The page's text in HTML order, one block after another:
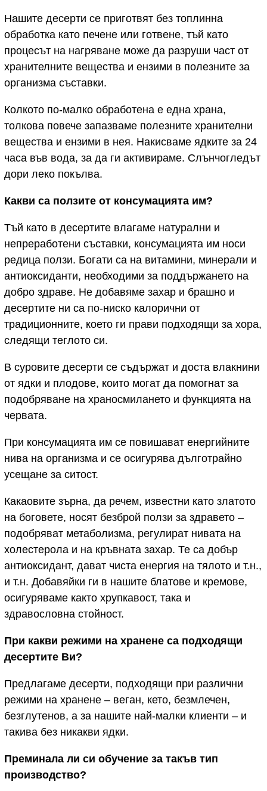
Нашите десерти се приготвят без топлинна
обработка като печене или готвене, тъй като
процесът на нагряване може да разруши част от
хранителните вещества и ензими в полезните за
организма съставки.
Колкото по-малко обработена е една храна,
толкова повече запазваме полезните хранителни
вещества и ензими в нея. Накисваме ядките за 24
часа във вода, за да ги активираме. Слънчогледът
дори леко покълва.
Какви са ползите от консумацията им?
Тъй като в десертите влагаме натурални и
непреработени съставки, консумацията им носи
редица ползи. Богати са на витамини, минерали и
антиоксиданти, необходими за поддържането на
добро здраве. Не добавяме захар и брашно и
десертите ни са по-ниско калорични от
традиционните, което ги прави подходящи за хора,
следящи теглото си.
В суровите десерти се съдържат и доста влакнини
от ядки и плодове, които могат да помогнат за
подобряване на храносмилането и функцията на
червата.
При консумацията им се повишават енергийните
нива на организма и се осигурява дълготрайно
усещане за ситост.
Какаовите зърна, да речем, известни като златото
на боговете, носят безброй ползи за здравето –
подобряват метаболизма, регулират нивата на
холестерола и на кръвната захар. Те са добър
антиоксидант, дават чиста енергия на тялото и т.н.,
и т.н. Добавяйки ги в нашите блатове и кремове,
осигуряваме както хрупкавост, така и
здравословна стойност.
При какви режими на хранене са подходящи
десертите Ви?
Предлагаме десерти, подходящи при различни
режими на хранене – веган, кето, безмлечен,
безглутенов, а за нашите най-малки клиенти – и
такива без никакви ядки.
Преминала ли си обучение за такъв тип
производство?